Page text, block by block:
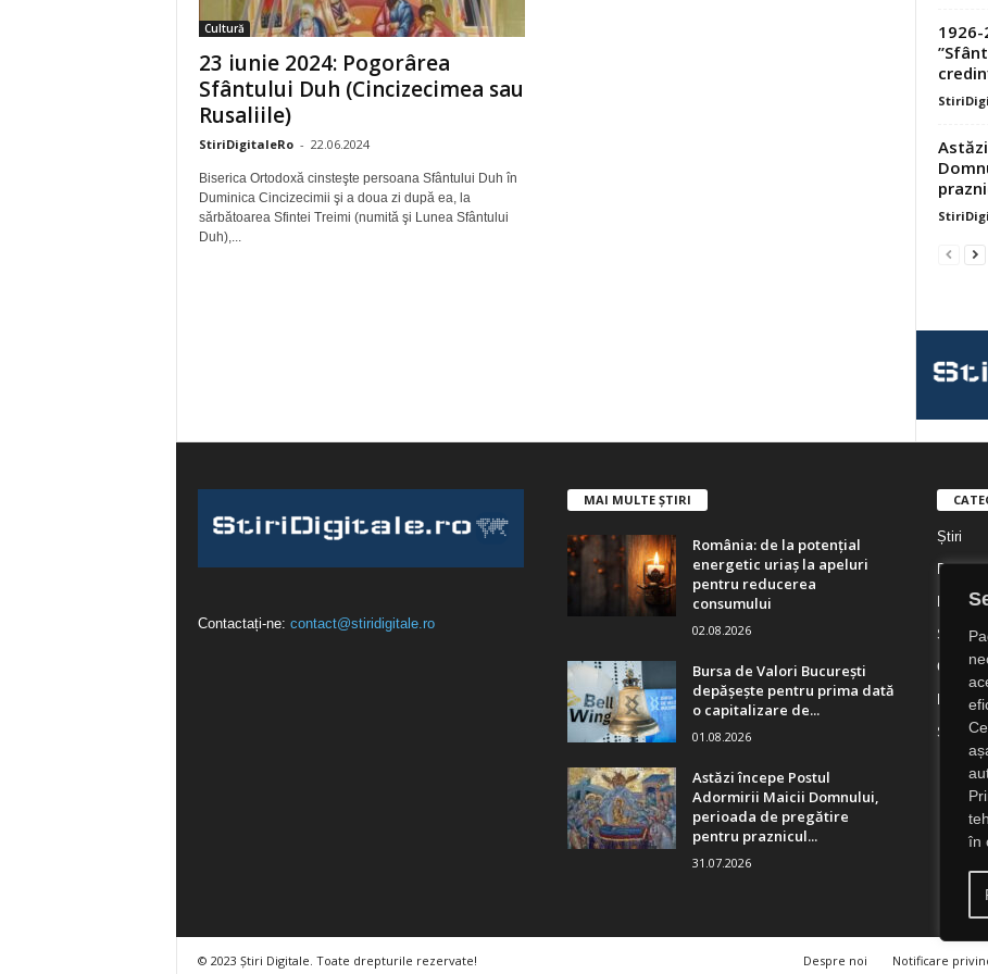
în
Cultură
23 iunie 2024: Pogorârea
Sfântului Duh (Cincizecimea sau
Rusaliile)
StiriDigitaleRo - 22.06.2024
Biserica Ortodoxă cinsteşte persoana Sfântului Duh în
Duminica Cincizecimii şi a doua zi după ea, la
sărbătoarea Sfintei Treimi (numită şi Lunea Sfântului
Duh),...
Contactați-ne: contact@stiridigitale.ro
MAI MULTE ȘTIRI
România: de la potențial
energetic uriaș la apeluri
pentru reducerea
consumului
02.08.2026
Bursa de Valori București
depășește pentru prima dată
o capitalizare de...
01.08.2026
Astăzi începe Postul
Adormirii Maicii Domnului,
perioada de pregătire
pentru praznicul...
31.07.2026
Știri
Digital
Digital
Cultură
Religie
Știri
Despre noi Notificare
© 2023 Știri Digitale. Toate drepturile rezervate!